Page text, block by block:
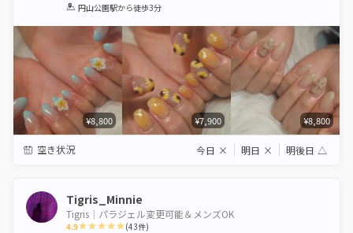
1 2 3 4 5
円山公園駅から徒歩3分
¥8,800 ¥7,900 ¥8,800
空き状況 今日 × 明日 × 明後日 △
Tigris_Minnie
Tigris┊︎パラジェル変更可能＆メンズOK
4.9 (43件)